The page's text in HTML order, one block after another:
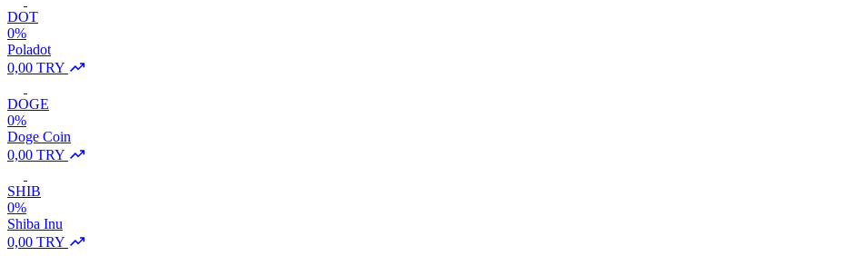
DOT
0%
Poladot
0,00 TRY
DOGE
0%
Doge Coin
0,00 TRY
SHIB
0%
Shiba Inu
0,00 TRY